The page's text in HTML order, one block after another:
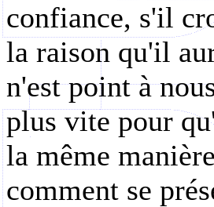
confiance, s'il
la raison qu'il
n'est point à
plus vite pour
la même
comment se